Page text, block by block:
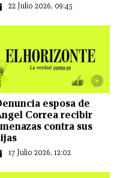
22 Julio 2026, 09:45
esposa de
Correa recibir
contra sus
17 Julio 2026, 12:02